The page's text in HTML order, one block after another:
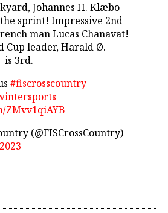
Johannes H. Klæbo
sprint! Impressive 2nd
man Lucas Chanavat!
leader, Harald Ø.
3rd.
#fiscrosscountry
ZMvv1qiAYB
(@FISCrossCountry)